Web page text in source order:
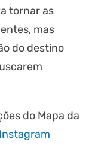
tornar as
mas
do destino
do Mapa da
Instagram